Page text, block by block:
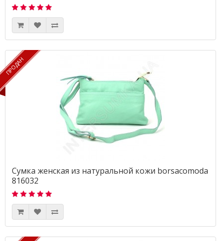
ПРОДАН
ПРОДАН
Сумка женская из натуральной кожи borsacomoda
816032